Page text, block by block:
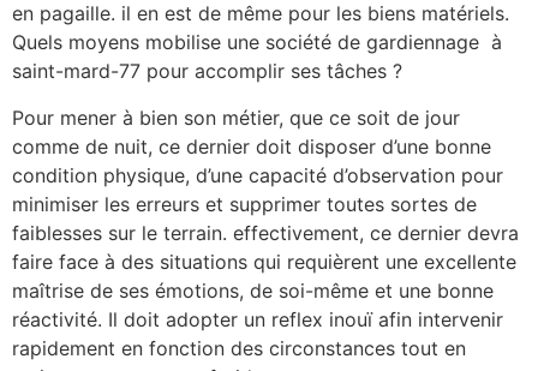
en pagaille. il en est de même pour les biens matériels.
Quels moyens mobilise une société de gardiennage à
saint-mard-77 pour accomplir ses tâches ?
Pour mener à bien son métier, que ce soit de jour
comme de nuit, ce dernier doit disposer d’une bonne
condition physique, d’une capacité d’observation pour
minimiser les erreurs et supprimer toutes sortes de
faiblesses sur le terrain. effectivement, ce dernier devra
faire face à des situations qui requièrent une excellente
maîtrise de ses émotions, de soi-même et une bonne
réactivité. Il doit adopter un reflex inouï afin intervenir
rapidement en fonction des circonstances tout en